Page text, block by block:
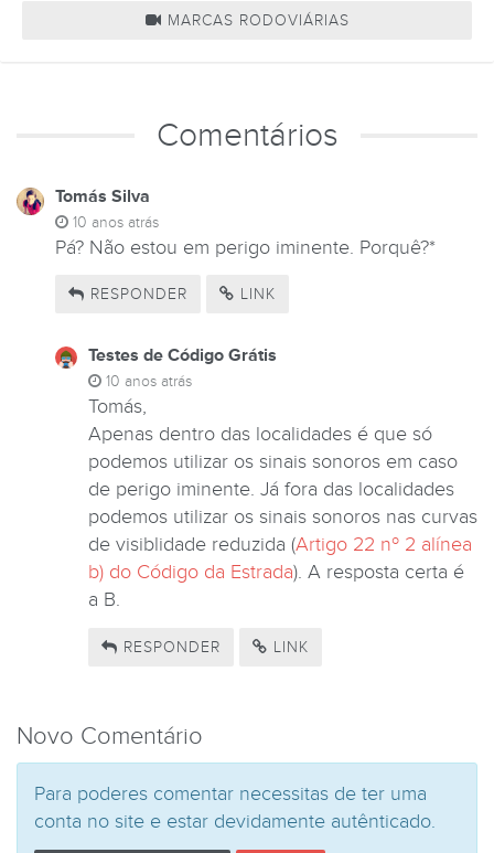
MARCAS RODOVIÁRIAS
Comentários
Tomás Silva
10 anos atrás
Pá? Não estou em perigo iminente. Porquê?*
RESPONDER LINK
Testes de Código Grátis
10 anos atrás
Tomás,
Apenas dentro das localidades é que só
podemos utilizar os sinais sonoros em caso
de perigo iminente. Já fora das localidades
podemos utilizar os sinais sonoros nas curvas
de visiblidade reduzida (Artigo 22 nº 2 alínea
b) do Código da Estrada). A resposta certa é
a B.
RESPONDER LINK
Novo Comentário
Para poderes comentar necessitas de ter uma
conta no site e estar devidamente autênticado.